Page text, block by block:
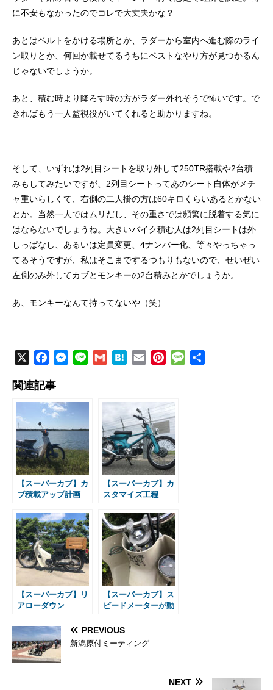
に不安もなかったのでコレで大丈夫かな？
あとはベルトをかける場所とか、ラダーから室内へ進む際のライ
ン取りとか、何回か載せてるうちにベストなやり方が見つかるん
じゃないでしょうか。
あと、積む時より降ろす時の方がラダー外れそうで怖いです。で
きればもう一人監視役がいてくれると助かりますね。
そして、いずれは2列目シートを取り外して250TR搭載や2台積
みもしてみたいですが、2列目シートってあのシート自体がメチ
ャ重いらしくて、右側の二人掛の方は60キロくらいあるとかない
とか。当然一人ではムリだし、その重さでは頻繁に脱着する気に
はならないでしょうね。大きいバイク積む人は2列目シートは外
しっぱなし、あるいは定員変更、4ナンバー化、等々やっちゃっ
てるそうですが、私はそこまでするつもりもないので、せいぜい
左側のみ外してカブとモンキーの2台積みとかでしょうか。
あ、モンキーなんて持ってないや（笑）
c
e
b
o
o
k
M
s
n
g
e
r
e
i
H
n
a
i
l
P
t
e
r
e
s
t
M
関連記事
【スーパーカブ】カ
ブ積載アップ計画
【スーパーカブ】カ
スタマイズ工程
【スーパーカブ】リ
アローダウン
【スーパーカブ】ス
ピードメーターが動
PREVIOUS
新潟原付ミーティング
NEXT